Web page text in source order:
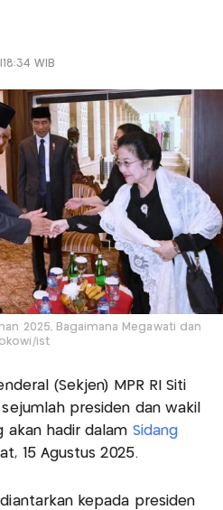
WIB
2025, Bagaimana Megawati dan
ist
(Sekjen) MPR RI Siti
presiden dan wakil
akan hadir dalam Sidang
15 Agustus 2025.
kepada presiden